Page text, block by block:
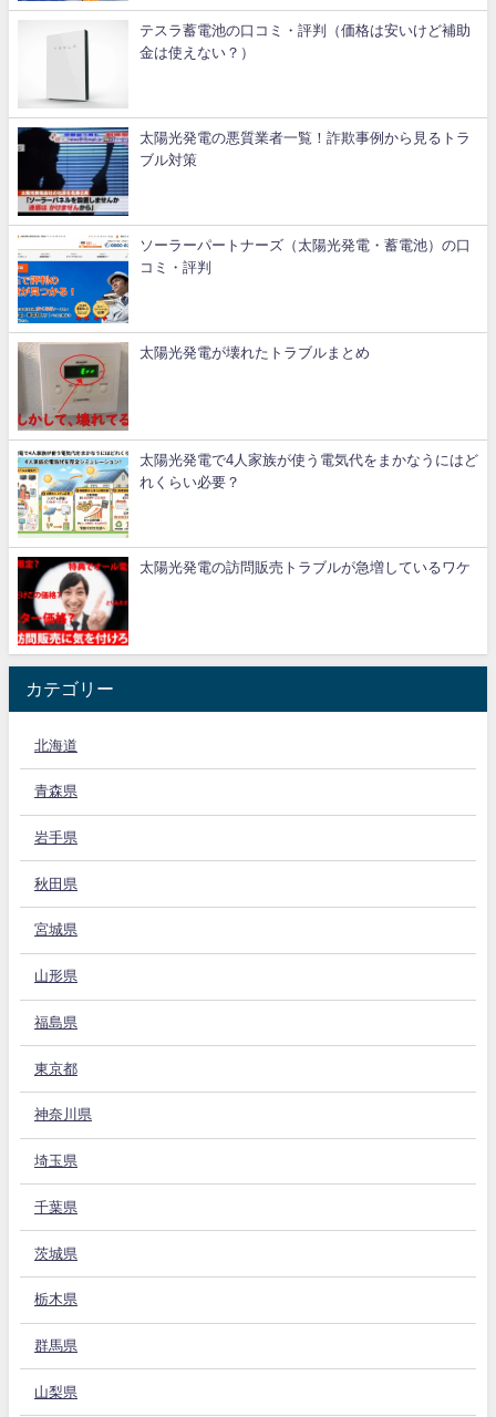
テスラ蓄電池の口コミ・評判（価格は安いけど補助
金は使えない？）
太陽光発電の悪質業者一覧！詐欺事例から見るトラ
ブル対策
ソーラーパートナーズ（太陽光発電・蓄電池）の口
コミ・評判
太陽光発電が壊れたトラブルまとめ
太陽光発電で4人家族が使う電気代をまかなうにはど
れくらい必要？
太陽光発電の訪問販売トラブルが急増しているワケ
カテゴリー
北海道
青森県
岩手県
秋田県
宮城県
山形県
福島県
東京都
神奈川県
埼玉県
千葉県
茨城県
栃木県
群馬県
山梨県